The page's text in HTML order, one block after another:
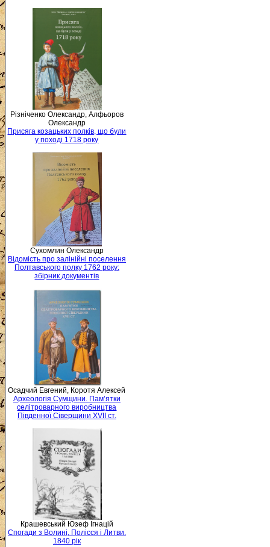
Різніченко Олександр, Алфьоров
Олександр
Присяга козацьких полків, що були
у поході 1718 року
Сухомлин Олександр
Відомість про залінійні поселення
Полтавського полку 1762 року:
збірник документів
Осадчий Евгений, Коротя Алексей
Археологія Сумщини. Пам’ятки
селітроварного виробництва
Південної Сіверщини XVII ст.
Крашевський Юзеф Ігнацій
Спогади з Волині, Полісся і Литви.
1840 рік